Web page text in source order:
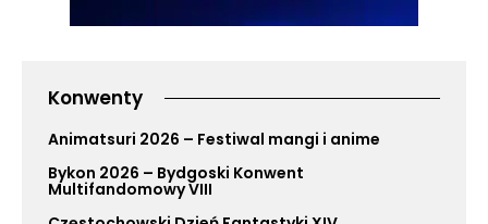
Konwenty
Animatsuri 2026 – Festiwal mangi i anime
Bykon 2026 – Bydgoski Konwent
Multifandomowy VIII